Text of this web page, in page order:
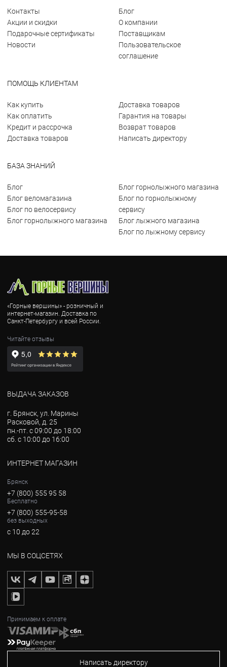
Контакты
Акции и скидки
Подарочные сертификаты
Новости
Блог
О компании
Поставщикам
Пользовательское
соглашение
ПОМОЩЬ КЛИЕНТАМ
Как купить
Как оплатить
Кредит и рассрочка
Доставка товаров
Доставка товаров
Гарантия на товары
Возврат товаров
Написать директору
БАЗА ЗНАНИЙ
Блог
Блог веломагазина
Блог по велосервису
Блог горнолыжного магазина
Блог горнолыжного магазина
Блог по горнолыжному
сервису
Блог лыжного магазина
Блог по лыжному сервису
«Горные вершины» - розничный и
интернет-магазин. Доставка по
Санкт-Петербургу и всей России.
Читайте отзывы
ВЫДАЧА ЗАКАЗОВ
г. Брянск, ул. Марины
Расковой, д. 25
пн.-пт. с 09:00 до 18:00
сб. с 10:00 до 16:00
ИНТЕРНЕТ МАГАЗИН
Брянск
+7 (800) 555 95 58
Бесплатно
+7 (800) 555-95-58
без выходных
с 10 до 22
МЫ В СОЦСЕТЯХ
Принимаем к оплате
Написать директору